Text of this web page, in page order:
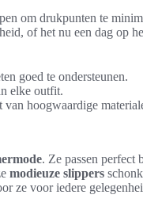
om drukpunten te
of het nu een dag op
goed te ondersteunen.
elke outfit.
van hoogwaardige
. Ze passen perfect
modieuze slippers
ze voor iedere